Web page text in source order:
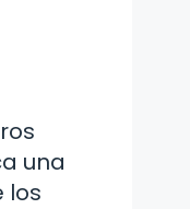
una
los